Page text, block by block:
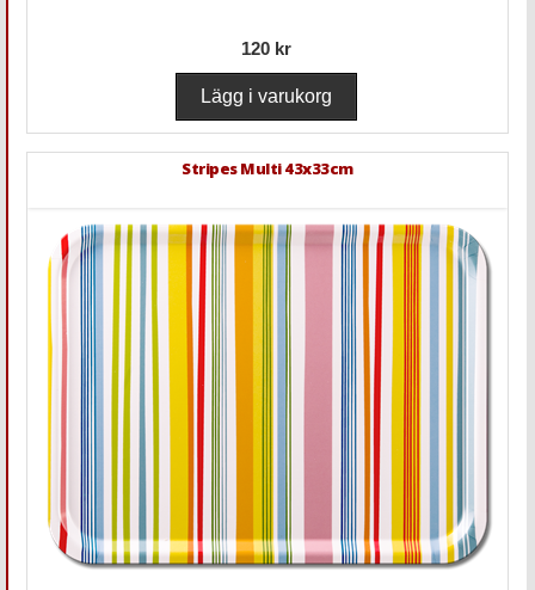
120 kr
Stripes Multi 43x33cm